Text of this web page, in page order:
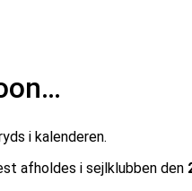
i kalenderen.
afholdes i sejlklubben den